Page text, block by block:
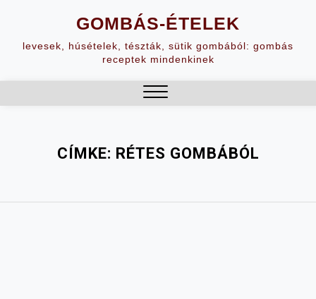
content
GOMBÁS-ÉTELEK
levesek, húsételek, tészták, sütik gombából: gombás
receptek mindenkinek
CÍMKE: RÉTES GOMBÁBÓL